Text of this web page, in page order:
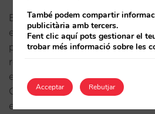
En español Volem que estiguis
esdeveniments que tindran lloc
pròxims mesos. El nostre
recull els esdeveniments més
els dels principals països
Com està en format Excel,
esdeveniments i mantenir-ho
També podem compartir
publicitària amb tercers.
Fent clic aquí pots gestionar el
trobar més informació sobre les
Acceptar Rebutjar